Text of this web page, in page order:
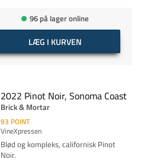
96 på lager online
LÆG I KURVEN
2022 Pinot Noir, Sonoma Coast
Brick & Mortar
93 POINT
VineXpressen
Blød og kompleks, californisk Pinot
Noir.